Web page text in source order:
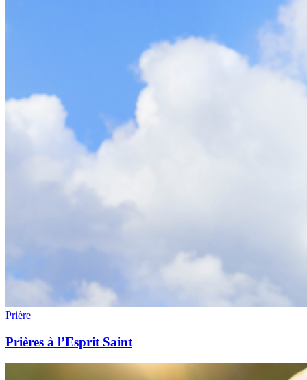
Prière
Prières à l’Esprit Saint